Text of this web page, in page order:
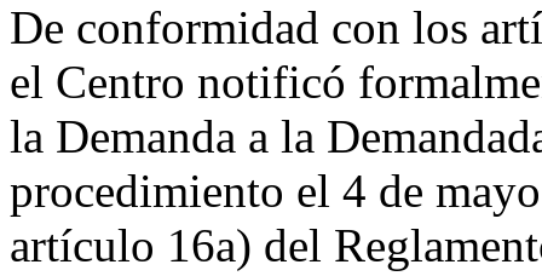
De conformidad con los
el Centro notificó
la Demanda a la
procedimiento el 4 de
artículo 16a) del